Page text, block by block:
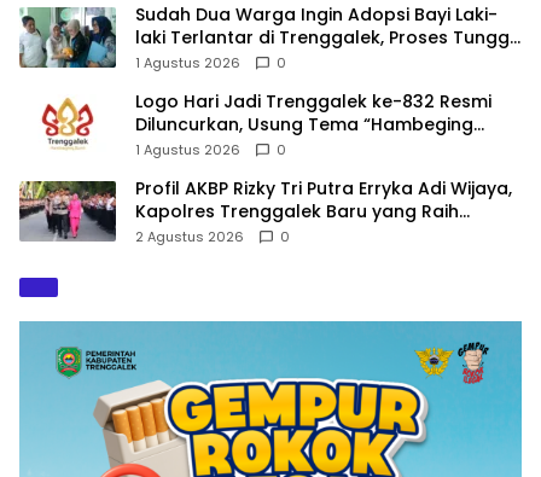
Sudah Dua Warga Ingin Adopsi Bayi Laki-
laki Terlantar di Trenggalek, Proses Tunggu
Hasil Penyelidikan
1 Agustus 2026 0
Logo Hari Jadi Trenggalek ke-832 Resmi
Diluncurkan, Usung Tema “Hambeging
Bumi” Gaungkan Harmoni dengan Alam
1 Agustus 2026 0
Profil AKBP Rizky Tri Putra Erryka Adi Wijaya,
Kapolres Trenggalek Baru yang Raih
Hattrick Pin Emas Kapolri
2 Agustus 2026 0